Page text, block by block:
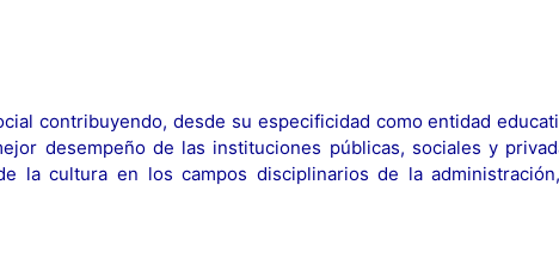
contribuyendo, desde su especificidad como entidad
desempeño de las instituciones públicas, sociales y
la cultura en los campos disciplinarios de la